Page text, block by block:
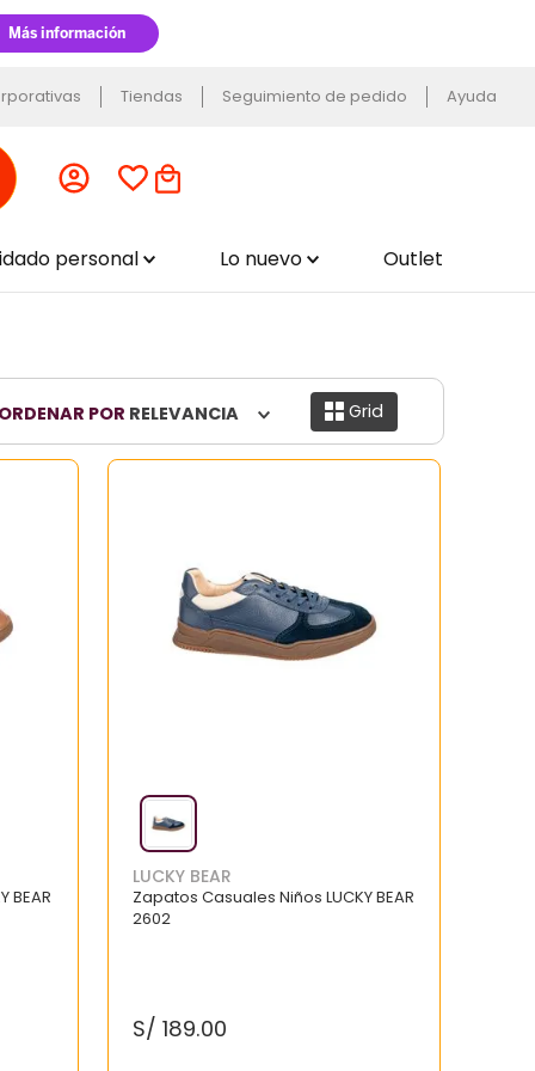
Tiendas Seguimiento de pedido Ayuda
personal Lo nuevo Outlet
POR RELEVANCIA Grid
BEAR
LUCKY BEAR
Zapatos Casuales Niños LUCKY BEAR
2602
S/ 189.00